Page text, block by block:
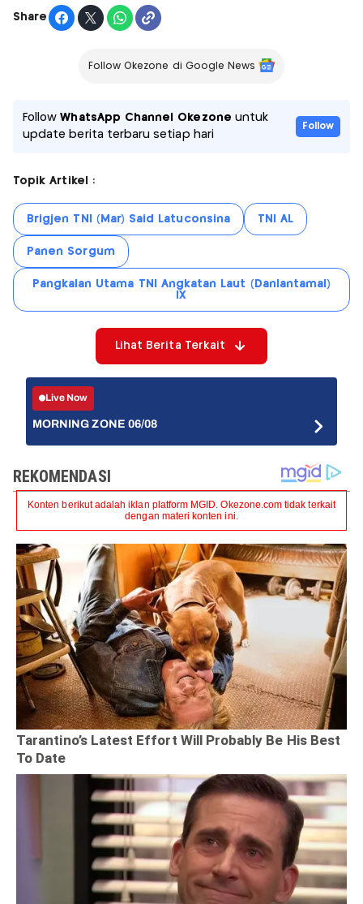
Share
Follow Okezone di Google News
FollowWhatsApp Channel Okezone untuk
update berita terbaru setiap hari
Follow
Topik Artikel :
Brigjen TNI (Mar) Said Latuconsina TNI AL
Panen Sorgum
Pangkalan Utama TNI Angkatan Laut (Danlantamal)
IX
Lihat Berita Terkait
Live Now
MORNING ZONE 06/08